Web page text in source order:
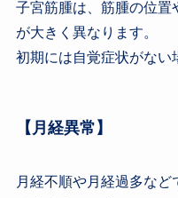
子宮筋腫は、筋腫の位置
が大きく異なります。
初期には自覚症状がない
【月経異常】
月経不順や月経過多な